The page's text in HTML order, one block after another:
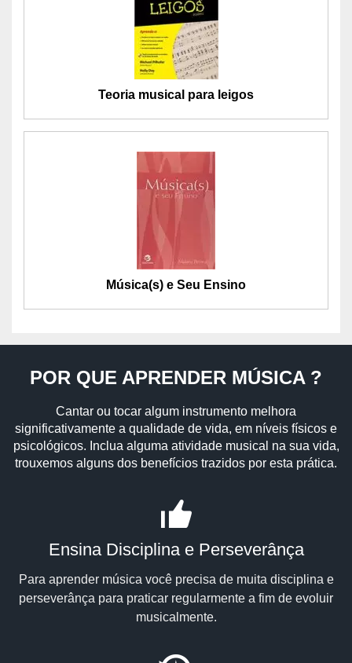
Teoria musical para leigos
Música(s) e Seu Ensino
POR QUE APRENDER MÚSICA ?
Cantar ou tocar algum instrumento melhora
significativamente a qualidade de vida, em níveis físicos e
psicológicos. Inclua alguma atividade musical na sua vida,
trouxemos alguns dos benefícios trazidos por esta prática.
Ensina Disciplina e Perseverânça
Para aprender música você precisa de muita disciplina e
perseverânça para praticar regularmente a fim de evoluir
musicalmente.